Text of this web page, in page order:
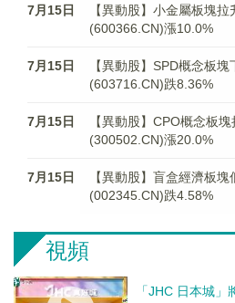
7月15日
【異動股】小金屬板塊
(600366.CN)漲10.0%
7月15日
【異動股】SPD概念板
(603716.CN)跌8.36%
7月15日
【異動股】CPO概念板
(300502.CN)漲20.0%
7月15日
【異動股】盲盒經濟板
(002345.CN)跌4.58%
視頻
「JHC 日本城」